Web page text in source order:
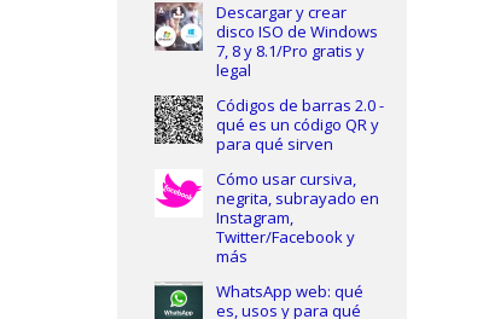
Descargar y crear
disco ISO de Windows
7, 8 y 8.1/Pro gratis y
legal
Códigos de barras 2.0 -
qué es un código QR y
para qué sirven
Cómo usar cursiva,
negrita, subrayado en
Instagram,
Twitter/Facebook y
más
WhatsApp web: qué
es, usos y para qué